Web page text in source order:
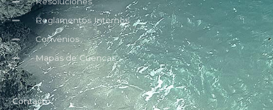
Reglamentos Internos
Convenios
Mapas de Cuencas
Contacto